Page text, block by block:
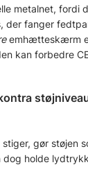
metalnet, fordi
der fanger
emhætteskærm
kan forbedre
gør støjen
dog holde